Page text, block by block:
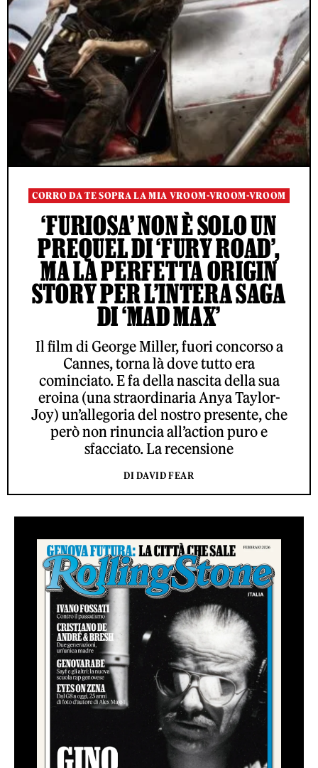
CORRO DA TE SOPRA LA MIA VROOM-VROOM-VROOM
‘FURIOSA’ NON È SOLO UN
PREQUEL DI ‘FURY ROAD’,
MA LA PERFETTA ORIGIN
STORY PER L’INTERA SAGA
DI ‘MAD MAX’
Il film di George Miller, fuori concorso a
Cannes, torna là dove tutto era
cominciato. E fa della nascita della sua
eroina (una straordinaria Anya Taylor-
Joy) un’allegoria del nostro presente, che
però non rinuncia all’action puro e
sfacciato. La recensione
DI DAVID FEAR